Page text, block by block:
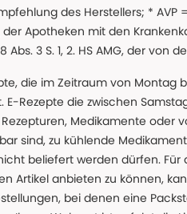
des Herstellers; *
Apotheken mit den
Abs. 3 S. 1, 2. HS AMG, der
die im Zeitraum von Montag
Rezepte die zwischen
Medikamente
sind, zu kühlende
beliefert werden dürfen.
Artikel anbieten zu können,
bei denen eine